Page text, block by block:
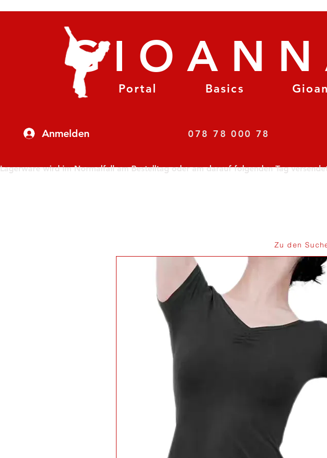
Anmelden
Portal Basics
078 78
Lagerware wird im Normalfall am Bestelltag oder am darauf folgenden Tag
Zu den